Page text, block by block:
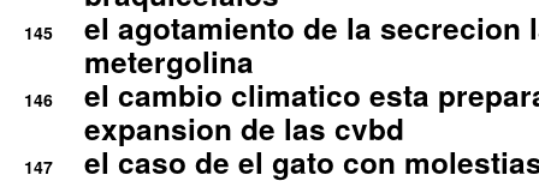
145
el agotamiento de la secrecion
metergolina
146
el cambio climatico esta
expansion de las cvbd
147 el caso de el gato con